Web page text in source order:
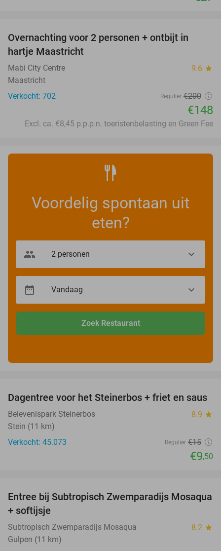
Overnachting voor 2 personen + ontbijt in
hartje Maastricht
Mabi City Centre 9.6 star
Maastricht
Verkocht: 702
Regulier €200
€148
Excl. ca. €8,45 p.p.p.n. toeristenbelasting en Green Fee
Voordelig spontaan uit
eten?
Zoek Restaurant
37%
Dagentree voor het Steinerbos + friet en saus
Belevenispark Steinerbos 8.9 star
Stein (11 km)
Verkocht: 45.073
Regulier €15
€9,50
25%
Entree bij Subtropisch Zwemparadijs Mosaqua
+ softijsje
Subtropisch Zwemparadijs Mosaqua 8.2 star
Gulpen (11 km)